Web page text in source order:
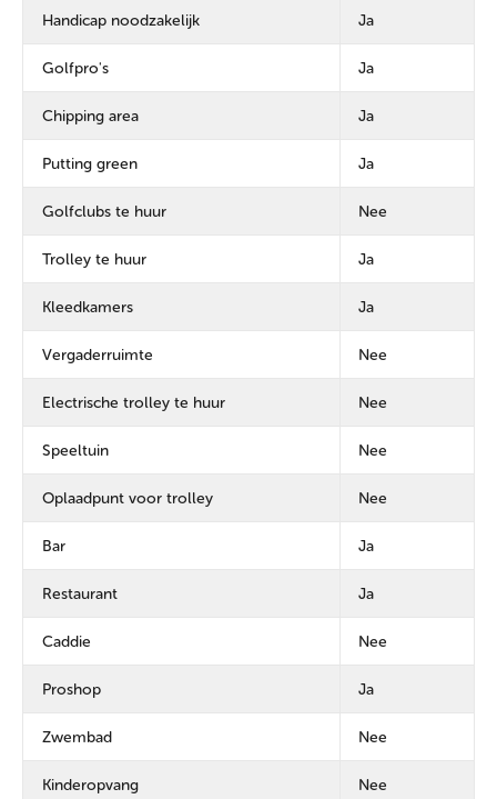
Handicap noodzakelijk Ja
Golfpro's Ja
Chipping area Ja
Putting green Ja
Golfclubs te huur Nee
Trolley te huur Ja
Kleedkamers Ja
Vergaderruimte Nee
Electrische trolley te huur Nee
Speeltuin Nee
Oplaadpunt voor trolley Nee
Bar Ja
Restaurant Ja
Caddie Nee
Proshop Ja
Zwembad Nee
Kinderopvang Nee